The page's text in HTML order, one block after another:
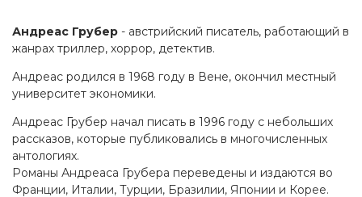
Андреас Грубер - австрийский писатель, работающий в
жанрах триллер, хоррор, детектив.
Андреас родился в 1968 году в Вене, окончил местный
университет экономики.
Андреас Грубер начал писать в 1996 году с небольших
рассказов, которые публиковались в многочисленных
антологиях.
Романы Андреаса Грубера переведены и издаются во
Франции, Италии, Турции, Бразилии, Японии и Корее.